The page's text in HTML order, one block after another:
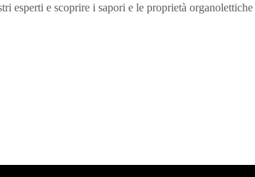
esperti e scoprire i sapori e le proprietà